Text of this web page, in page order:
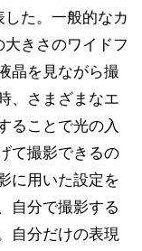
た。一般的なカ
きさのワイドフ
晶を見ながら撮
、さまざまなエ
ることで光の入
て撮影できるの
に用いた設定を
自分で撮影する
自分だけの表現